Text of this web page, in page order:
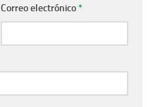
Correo electrónico*